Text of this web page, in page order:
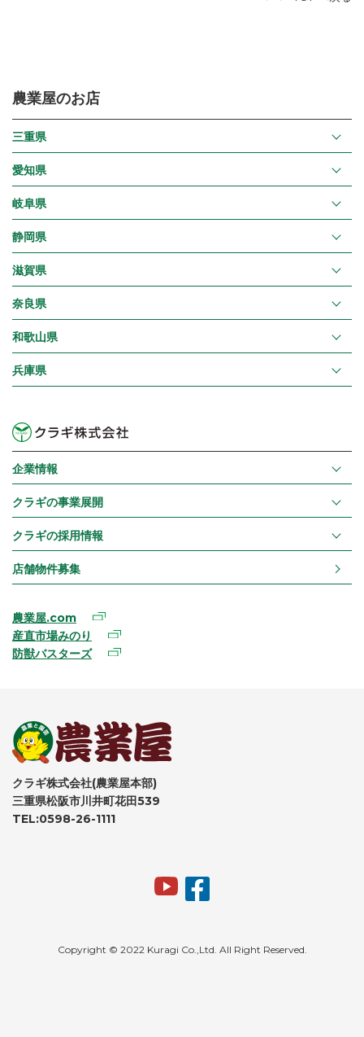
農業屋のお店
三重県
愛知県
岐阜県
静岡県
滋賀県
奈良県
和歌山県
兵庫県
企業情報
クラギの事業展開
クラギの採用情報
店舗物件募集
農業屋.com
産直市場みのり
防獣バスターズ
クラギ株式会社(農業屋本部)
三重県松阪市川井町花田539
TEL:0598-26-1111
Copyright © 2022 Kuragi Co.,Ltd. All Right Reserved.